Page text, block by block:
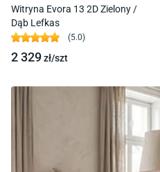
Witryna Evora 13 2D Zielony /
Dąb Lefkas
(5.0)
2 329zł/szt